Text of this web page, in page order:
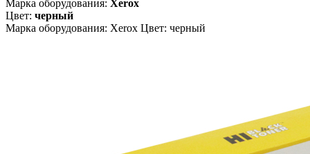
Марка оборудования: Xerox
Цвет: черный
Марка оборудования: Xerox Цвет: черный